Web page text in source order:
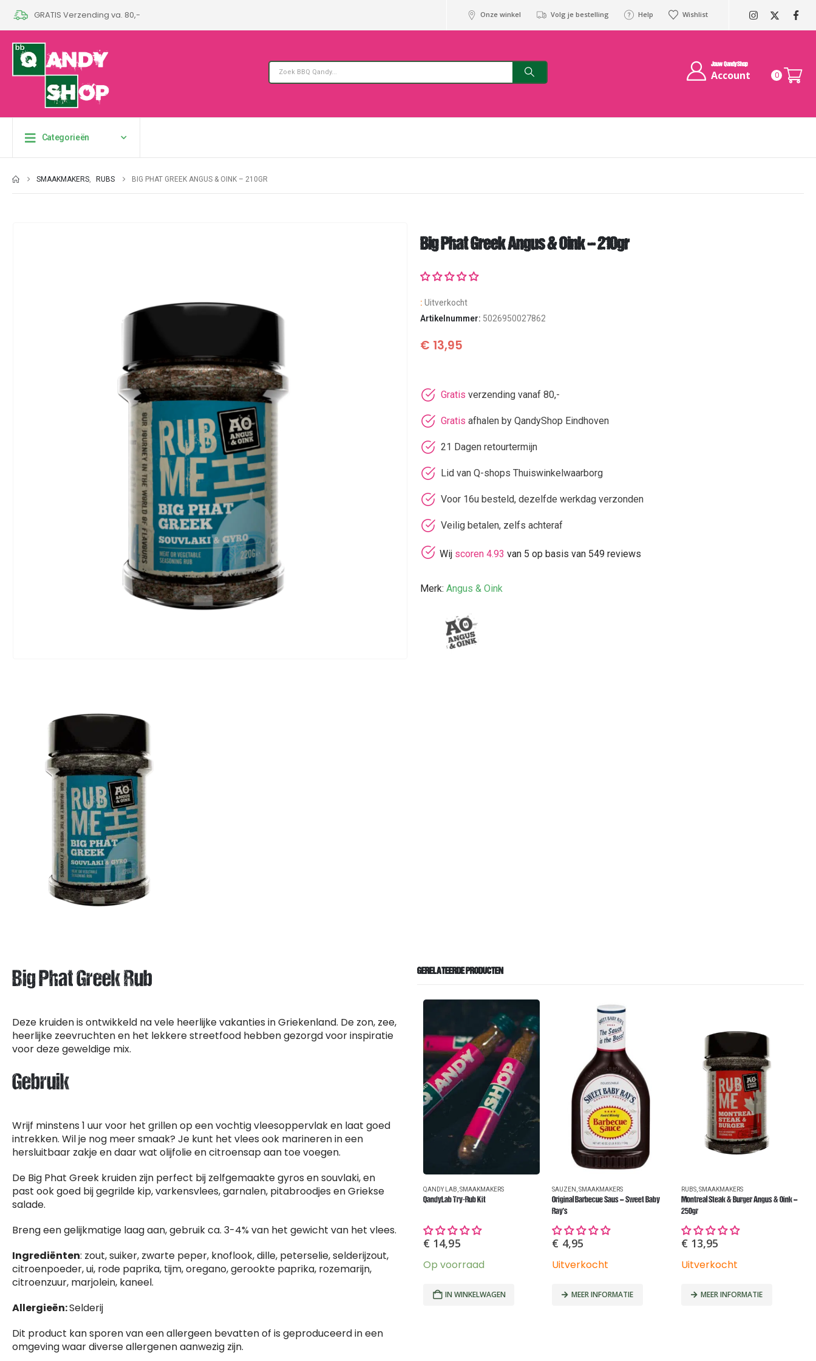
GRATIS Verzending va. 80,- Onze winkel Volg je bestelling Help Wishlist
Jouw QandyShop
Account 0
Categorieën
SMAAKMAKERS, RUBS BIG PHAT GREEK ANGUS & OINK – 210GR
Big Phat Greek Angus & Oink – 210gr
: Uitverkocht
Artikelnummer: 5026950027862
€ 13,95
Gratis verzending vanaf 80,-
Gratis afhalen by QandyShop Eindhoven
21 Dagen retourtermijn
Lid van Q-shops Thuiswinkelwaarborg
Voor 16u besteld, dezelfde werkdag verzonden
Veilig betalen, zelfs achteraf
Wijscoren 4.93 van 5 op basis van 549 reviews
Merk: Angus & Oink
Big Phat Greek Rub
Deze kruiden is ontwikkeld na vele heerlijke vakanties in Griekenland. De zon, zee,
heerlijke zeevruchten en het lekkere streetfood hebben gezorgd voor inspiratie
voor deze geweldige mix.
Gebruik
Wrijf minstens 1 uur voor het grillen op een vochtig vleesoppervlak en laat goed
intrekken. Wil je nog meer smaak? Je kunt het vlees ook marineren in een
hersluitbaar zakje en daar wat olijfolie en citroensap aan toe voegen.
De Big Phat Greek kruiden zijn perfect bij zelfgemaakte gyros en souvlaki, en
past ook goed bij gegrilde kip, varkensvlees, garnalen, pitabroodjes en Griekse
salade.
Breng een gelijkmatige laag aan, gebruik ca. 3-4% van het gewicht van het vlees.
Ingrediënten: zout, suiker, zwarte peper, knoflook, dille, peterselie, selderijzout,
citroenpoeder, ui, rode paprika, tijm, oregano, gerookte paprika, rozemarijn,
citroenzuur, marjolein, kaneel.
Allergieën:Selderij
Dit product kan sporen van een allergeen bevatten of is geproduceerd in een
omgeving waar diverse allergenen aanwezig zijn.
GERELATEERDE PRODUCTEN
QANDY LAB,SMAAKMAKERS
QandyLab Try-Rub Kit
€ 14,95
Op voorraad
IN WINKELWAGEN
SAUZEN ,SMAAKMAKERS
Original Barbecue Saus – Sweet Baby
Ray’s
€ 4,95
Uitverkocht
MEER INFORMATIE
RUBS,SMAAKMAKERS
Montreal Steak & Burger Angus & Oink –
250gr
€13,95
Uitverkocht
MEER INFORMATIE